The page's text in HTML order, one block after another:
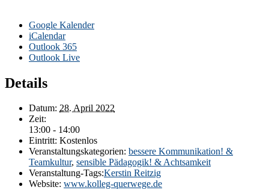
Google Kalender
iCalendar
Outlook 365
Outlook Live
Details
Datum: 28. April 2022
Zeit:
13:00 - 14:00
Eintritt: Kostenlos
Veranstaltungskategorien: bessere Kommunikation! &
Teamkultur, sensible Pädagogik! & Achtsamkeit
Veranstaltung-Tags:Kerstin Reitzig
Website: www.kolleg-querwege.de